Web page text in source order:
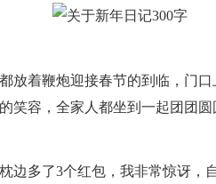
着鞭炮迎接春节的到临，门口
笑容，全家人都坐到一起团团
多了3个红包，我非常惊讶，